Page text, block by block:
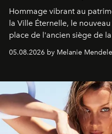
Hommage vibrant au
la Ville Éternelle, le
place de l'ancien siège de
05.08.2026 by Melanie